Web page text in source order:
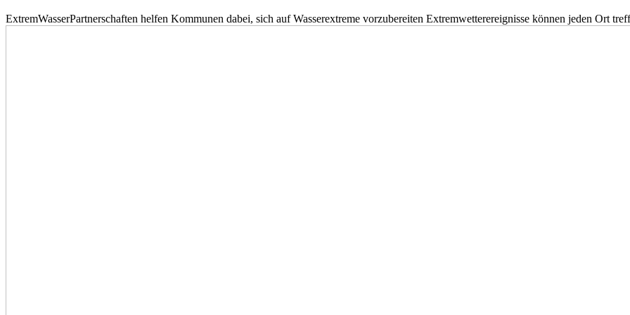
ExtremWasserPartnerschaften helfen Kommunen dabei, sich auf Wasserextreme vorzubereiten Extremwetterereignisse können jeden Ort